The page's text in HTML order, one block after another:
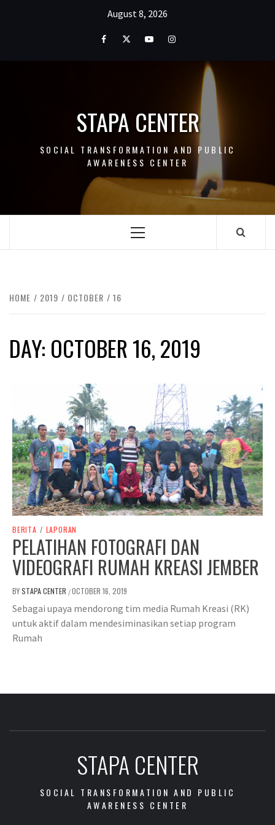
August 8, 2026
FacebookTwitterYoutubeInstagram
STAPA CENTER
SOCIAL TRANSFORMATION AND PUBLIC
AWARENESS CENTER
Primary
HOME 2019 OCTOBER 16
DAY: OCTOBER 16, 2019
BERITA / LAPORAN
PELATIHAN FOTOGRAFI DAN
VIDEOGRAFI RUMAH KREASI JEMBER
BYSTAPA CENTER /OCTOBER 16, 2019
Sebagai upaya mendorong tim media Rumah Kreasi (RK)
untuk aktif dalam mendesiminasikan setiap program
Rumah
STAPA CENTER
SOCIAL TRANSFORMATION AND PUBLIC
AWARENESS CENTER